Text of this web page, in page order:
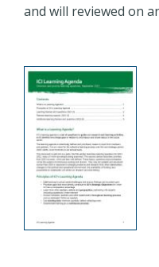
and will reviewed on